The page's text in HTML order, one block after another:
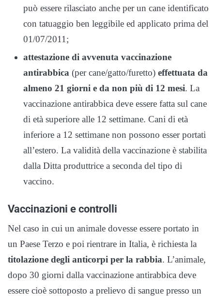
può essere rilasciato anche per un cane identificato
con tatuaggio ben leggibile ed applicato prima del
01/07/2011;
attestazione di avvenuta vaccinazione
antirabbica (per cane/gatto/furetto) effettuata da
almeno 21 giorni e da non più di 12 mesi. La
vaccinazione antirabbica deve essere fatta sul cane
di età superiore alle 12 settimane. Cani di età
inferiore a 12 settimane non possono esser portati
all’estero. La validità della vaccinazione è stabilita
dalla Ditta produttrice a seconda del tipo di
vaccino.
Vaccinazioni e controlli
Nel caso in cui un animale dovesse essere portato in
un Paese Terzo e poi rientrare in Italia, è richiesta la
titolazione degli anticorpi per la rabbia. L’animale,
dopo 30 giorni dalla vaccinazione antirabbica deve
essere cioè sottoposto a prelievo di sangue presso un